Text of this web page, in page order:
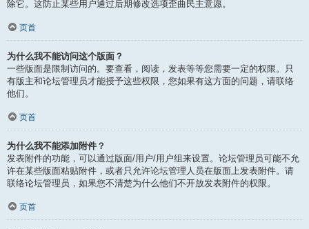
除它。这防止某些用户通过后期修改选项歪曲民主意愿。
页首
为什么我不能访问这个版面？
一些版面是限制访问的。要查看，阅读，发表等等您需要一定的权限。只
有版主和论坛管理员才能授予这些权限，您如果有这方面的问题，请联络
他们。
页首
为什么我不能添加附件？
发表附件的功能，可以通过版面/用户/用户组来设置。论坛管理员可能不允
许在某些版面粘贴附件，或者只允许论坛管理人员在版面上发表附件。请
联络论坛管理员，如果您不清楚为什么他们不开放发表附件的权限。
页首